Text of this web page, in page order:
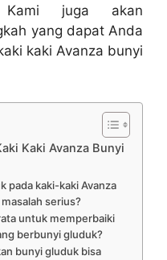
Kami juga akan
yang dapat Anda
kaki Avanza bunyi
Kaki Avanza Bunyi
pada kaki-kaki Avanza
serius?
untuk memperbaiki
berbunyi gluduk?
bunyi gluduk bisa